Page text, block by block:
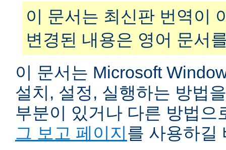
이 문서는 최신판 번역이
변경된 내용은 영어 문서
이 문서는 Microsoft
설치, 설정, 실행하는 방법
부분이 있거나 다른 방법
그 보고 페이지를 사용하길